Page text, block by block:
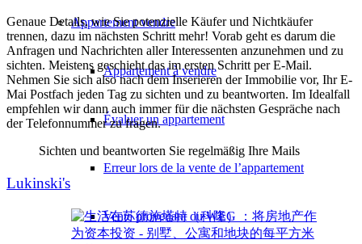
Appartementvendre
Appartement à vendre
Évaluer un appartement
Erreur lors de la vente de l’appartement
Vente provenant du WEG
Genaue Details, wie Sie potenzielle Käufer und Nichtkäufer
trennen, dazu im nächsten Schritt mehr! Vorab geht es darum die
Anfragen und Nachrichten aller Interessenten anzunehmen und zu
sichten. Meistens geschieht das im ersten Schritt per E-Mail.
Nehmen Sie sich also nach dem Inserieren der Immobilie vor, Ihr E-
Mai Postfach jeden Tag zu sichten und zu beantworten. Im Idealfall
empfehlen wir dann auch immer für die nächsten Gespräche nach
der Telefonnummer zu fragen.
Sichten und beantworten Sie regelmäßig Ihre Mails
Lukinski's